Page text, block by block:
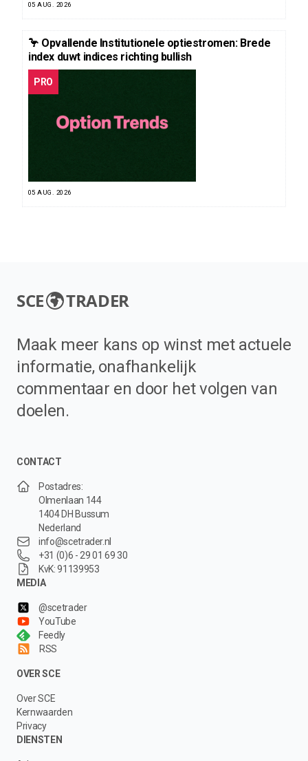
05 AUG. 2026
🦩 Opvallende Institutionele optiestromen: Brede
index duwt indices richting bullish
PRO
05 AUG. 2026
SCE TRADER
Maak meer kans op winst met actuele
informatie, onafhankelijk
commentaar en door het volgen van
doelen.
CONTACT
Postadres:
Olmenlaan 144
1404 DH Bussum
Nederland
info@scetrader.nl
+31 (0)6 - 29 01 69 30
KvK: 91139953
MEDIA
@scetrader
YouTube
Feedly
RSS
OVER SCE
Over SCE
Kernwaarden
Privacy
DIENSTEN